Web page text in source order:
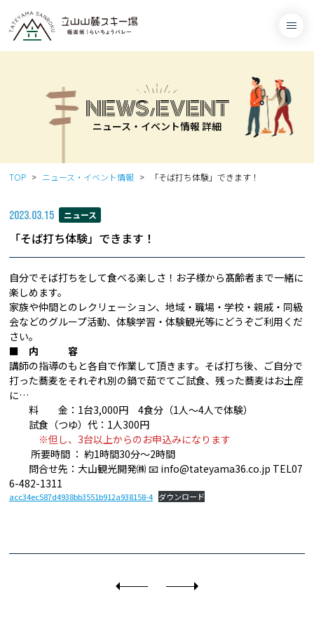
NEWS/EVENT
ニュース・イベント情報 詳細
TOP ニュース・イベント情報 「そば打ち体験」できます！
2023.03.15 ニュース
「そば打ち体験」できます！
自分でそば打ちをして食べる楽しさ！お子様から髙齢者まで一緒に
楽しめます。
家族や仲間とのレクリェーション、地域・職場・学校・親戚・同級
会などのグループ活動、体験学習・体験観光等にどうぞご利用くだ
さい。
■ 内 容
講師の指導のもと各自で作業して頂きます。そば打ち後、ご自分で
打った蕎麦をそれぞれ別の鍋で茹でてご試食、残った蕎麦はお土産
に…
料 金：1台3,000円 4食分（1人～4人で体験）
試食（つゆ）代：1人300円
※但し、3台以上からのお申込みになります
所要時間 ： 約1時間30分～2時間
問合せ先：大山観光開発㈱ 📧 info@tateyama36.co.jp TEL07
6-482-1311
acc34ec587d4938bb3551b912a938158-4 ダウンロード